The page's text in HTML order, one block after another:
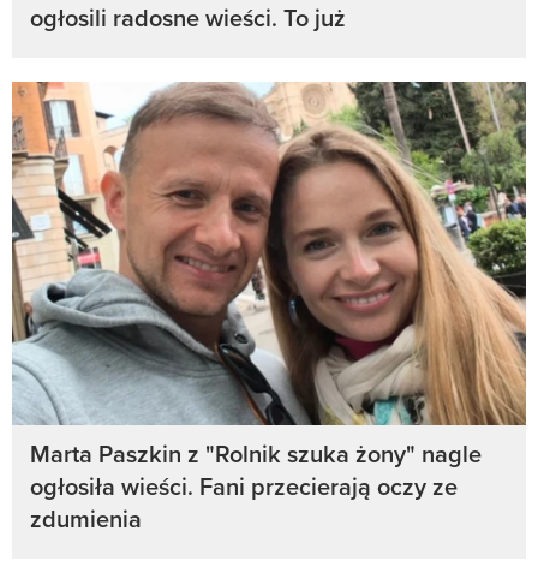
ogłosili radosne wieści. To już
Marta Paszkin z "Rolnik szuka żony" nagle
ogłosiła wieści. Fani przecierają oczy ze
zdumienia